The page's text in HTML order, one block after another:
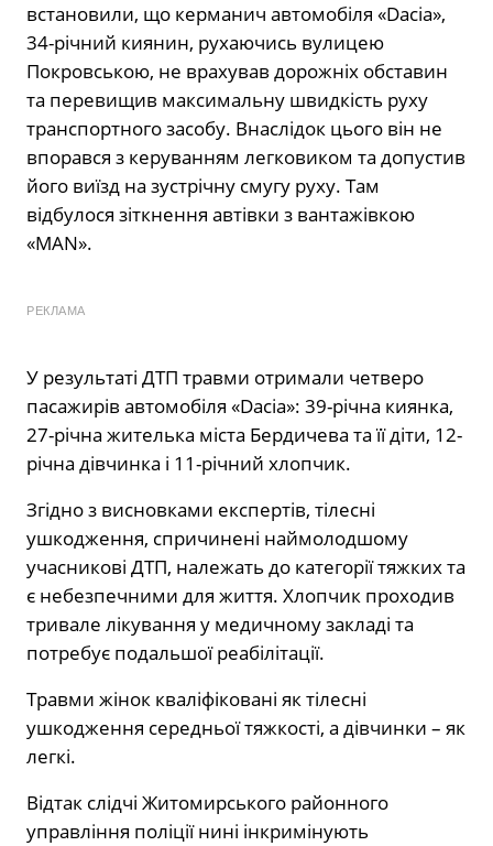
встановили, що керманич автомобіля «Dacia»,
34-річний киянин, рухаючись вулицею
Покровською, не врахував дорожніх обставин
та перевищив максимальну швидкість руху
транспортного засобу. Внаслідок цього він не
впорався з керуванням легковиком та допустив
його виїзд на зустрічну смугу руху. Там
відбулося зіткнення автівки з вантажівкою
«MAN».
РЕКЛАМА
У результаті ДТП травми отримали четверо
пасажирів автомобіля «Dacia»: 39-річна киянка,
27-річна жителька міста Бердичева та її діти, 12-
річна дівчинка і 11-річний хлопчик.
Згідно з висновками експертів, тілесні
ушкодження, спричинені наймолодшому
учасникові ДТП, належать до категорії тяжких та
є небезпечними для життя. Хлопчик проходив
тривале лікування у медичному закладі та
потребує подальшої реабілітації.
Травми жінок кваліфіковані як тілесні
ушкодження середньої тяжкості, а дівчинки – як
легкі.
Відтак слідчі Житомирського районного
управління поліції нині інкримінують